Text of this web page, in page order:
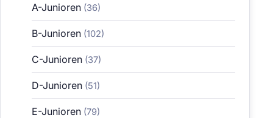
A-Junioren (36)
B-Junioren (102)
C-Junioren (37)
D-Junioren (51)
E-Junioren (79)